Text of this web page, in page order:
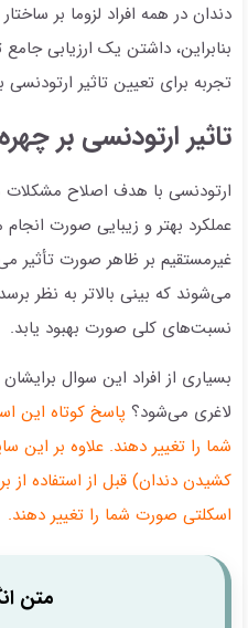
دندان در همه افراد لزوما بر
بنابراین، داشتن یک ارزیابی
تجربه برای تعیین تاثیر
تاثیر ارتودنسی بر چهره
ارتودنسی با هدف اصلاح مشکلات
عملکرد بهتر و زیبایی صورت
غیرمستقیم بر ظاهر صورت تأثیر
می‌شوند که بینی بالاتر به نظر
نسبت‌های کلی صورت بهبود یابد.
بسیاری از افراد این سوال
لاغری می‌شود؟ پاسخ کوتاه این
شما را تغییر دهند. علاوه بر این
کشیدن دندان) قبل از استفاده از
اسکلتی صورت شما را تغییر دهند.
متن